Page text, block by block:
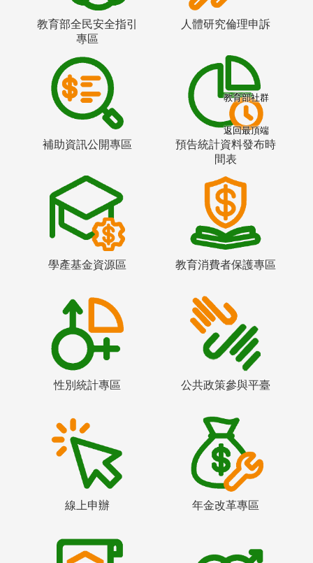
教育部全民安全指引
專區
人體研究倫理申訴
補助資訊公開專區
預告統計資料發布時
間表
學產基金資源區 教育消費者保護專區
性別統計專區 公共政策參與平臺
線上申辦 年金改革專區
教育部社群
返回最頂端